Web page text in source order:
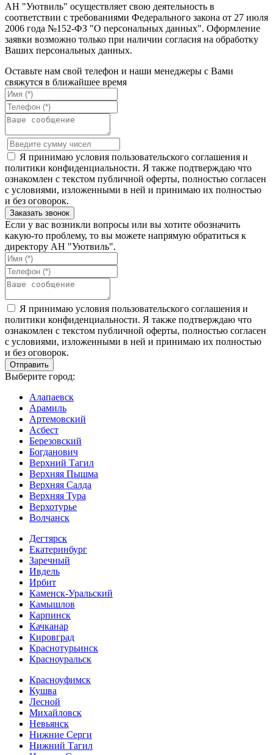
АН "Уютвиль" осуществляет свою деятельность в
соответствии с требованиями Федерального закона от 27 июля
2006 года №152-ФЗ "О персональных данных". Оформление
заявки возможно только при наличии согласия на обработку
Ваших персональных данных.
Оставьте нам свой телефон и наши менеджеры с Вами
свяжутся в ближайшее время
Я принимаю условия пользовательского соглашения и
политики конфиденциальности. Я также подтверждаю что
ознакомлен с текстом публичной оферты, полностью согласен
с условиями, изложенными в ней и принимаю их полностью
и без оговорок.
Если у вас возникли вопросы или вы хотите обозначить
какую-то проблему, то вы можете напрямую обратиться к
директору АН "Уютвиль".
Я принимаю условия пользовательского соглашения и
политики конфиденциальности. Я также подтверждаю что
ознакомлен с текстом публичной оферты, полностью согласен
с условиями, изложенными в ней и принимаю их полностью
и без оговорок.
Выберите город:
Алапаевск
Арамиль
Артемовский
Асбест
Березовский
Богданович
Верхний Тагил
Верхняя Пышма
Верхняя Салда
Верхняя Тура
Верхотурье
Волчанск
Дегтярск
Екатеринбург
Заречный
Ивдель
Ирбит
Каменск-Уральский
Камышлов
Карпинск
Качканар
Кировград
Краснотурьинск
Красноуральск
Красноуфимск
Кушва
Лесной
Михайловск
Невьянск
Нижние Серги
Нижний Тагил